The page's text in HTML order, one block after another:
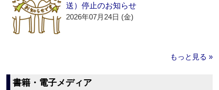
送）停止のお知らせ
2026年07月24日 (金)
もっと見る »
書籍・電子メディア